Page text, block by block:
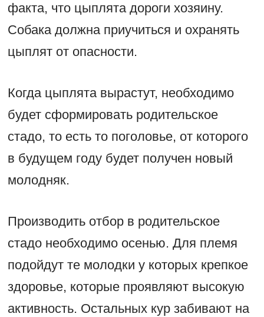
факта, что цыплята дороги хозяину.
Собака должна приучиться и охранять
цыплят от опасности.
Когда цыплята вырастут, необходимо
будет сформировать родительское
стадо, то есть то поголовье, от которого
в будущем году будет получен новый
молодняк.
Производить отбор в родительское
стадо необходимо осенью. Для племя
подойдут те молодки у которых крепкое
здоровье, которые проявляют высокую
активность. Остальных кур забивают на